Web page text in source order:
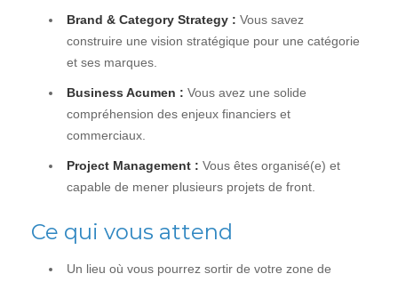
Brand & Category Strategy : Vous savez
construire une vision stratégique pour une catégorie
et ses marques.
Business Acumen : Vous avez une solide
compréhension des enjeux financiers et
commerciaux.
Project Management : Vous êtes organisé(e) et
capable de mener plusieurs projets de front.
Ce qui vous attend
Un lieu où vous pourrez sortir de votre zone de